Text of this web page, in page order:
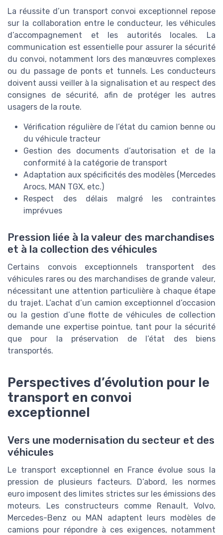
La réussite d’un transport convoi exceptionnel repose
sur la collaboration entre le conducteur, les véhicules
d’accompagnement et les autorités locales. La
communication est essentielle pour assurer la sécurité
du convoi, notamment lors des manœuvres complexes
ou du passage de ponts et tunnels. Les conducteurs
doivent aussi veiller à la signalisation et au respect des
consignes de sécurité, afin de protéger les autres
usagers de la route.
Vérification régulière de l’état du camion benne ou
du véhicule tracteur
Gestion des documents d’autorisation et de la
conformité à la catégorie de transport
Adaptation aux spécificités des modèles (Mercedes
Arocs, MAN TGX, etc.)
Respect des délais malgré les contraintes
imprévues
Pression liée à la valeur des marchandises
et à la collection des véhicules
Certains convois exceptionnels transportent des
véhicules rares ou des marchandises de grande valeur,
nécessitant une attention particulière à chaque étape
du trajet. L’achat d’un camion exceptionnel d’occasion
ou la gestion d’une flotte de véhicules de collection
demande une expertise pointue, tant pour la sécurité
que pour la préservation de l’état des biens
transportés.
Perspectives d’évolution pour le
transport en convoi
exceptionnel
Vers une modernisation du secteur et des
véhicules
Le transport exceptionnel en France évolue sous la
pression de plusieurs facteurs. D’abord, les normes
euro imposent des limites strictes sur les émissions des
moteurs. Les constructeurs comme Renault, Volvo,
Mercedes-Benz ou MAN adaptent leurs modèles de
camions pour répondre à ces exigences, notamment